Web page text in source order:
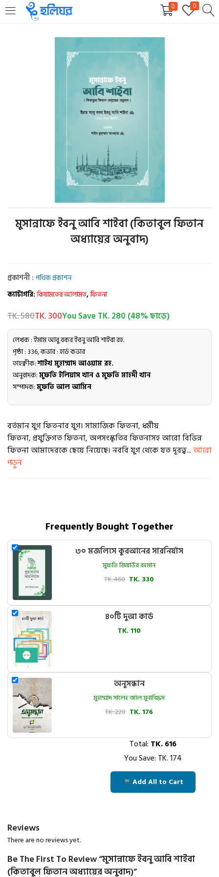
0 0
LOGIN REGISTER
Enter your username and password to login.
Login
Lost password?
মুসান্নাফে ইবনু আবি শাইবা (কিতাবুল ফিতান
অধ্যায়ের অনুবাদ)
প্রকাশনী : পথিক প্রকাশন
ক্যাটাগরি:কিয়ামতের আলামত,ফিতনা
TK. 580TK. 300You Save TK. 280 (48% ছাড়ে)
লেখক : ইমাম আবু বকর ইবনু আবি শাইবা রহ.
পৃষ্ঠা : 336, কভার : হার্ড কভার
তাহক্বীক:শাইখ মুহাম্মাদ আওয়াম রহ.
অনুবাদক:মুফতি ইলিয়াস খান ও মুফতি মাহদী খান
সম্পাদক:মুফতি আল আমিন
বর্তমান যুগ ফিতনার যুগ। সামাজিক ফিতনা, ধর্মীয়
ফিতনা, প্রযুক্তিগত ফিতনা, অপসংস্কৃতির ফিতনাসহ আরো বিভিন্ন
ফিতনা আমাদেরকে ছেয়ে নিয়েছে। নববি যুগ থেকে যত দূরত্ব...আরো
পড়ুন
Frequently Bought Together
৩০ মজলিসে কুরআনের সারনির্যাস
মুফতি জিয়াউর রহমান
TK. 460 TK. 330
৪০টি দুআ কার্ড
TK. 110
অনুসন্ধান
মুহাম্মাদ সালেহ আল মুনাজ্জিদ
TK. 220 TK. 176
Total: TK.616
You Save: TK.174
Add All to Cart
Reviews
There are no reviews yet.
Be The First To Review “মুসান্নাফে ইবনু আবি শাইবা
(কিতাবুল ফিতান অধ্যায়ের অনুবাদ)”